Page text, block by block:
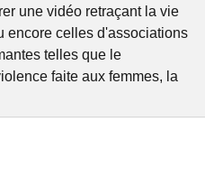
une vidéo retraçant la vie
encore celles d'associations
telles que le
faite aux femmes, la